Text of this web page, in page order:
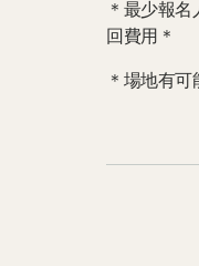
＊最少報
回費用＊
＊場地有可